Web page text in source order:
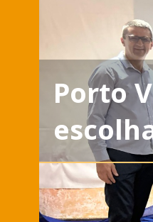
Porto